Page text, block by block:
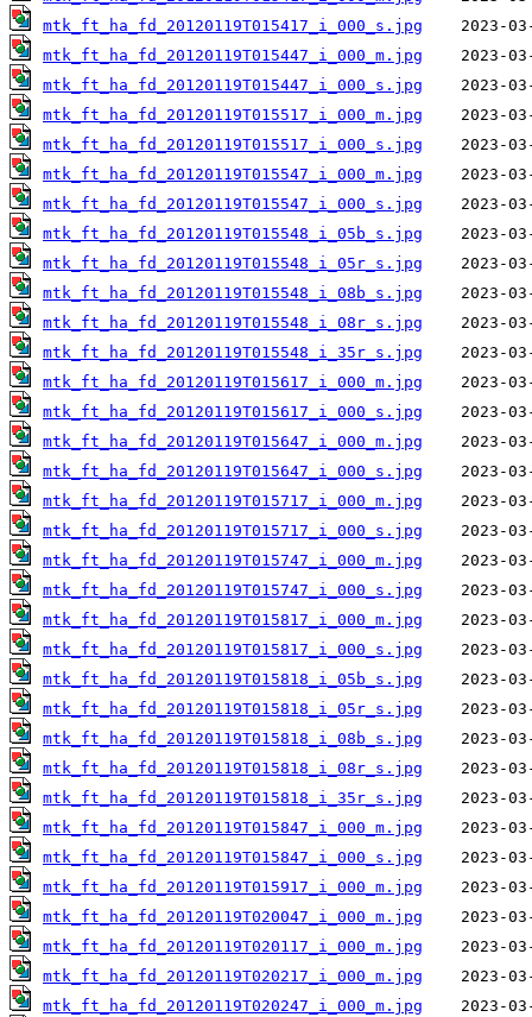
mtk_ft_ha_fd_20120119T015417_i_000_s.jpg
mtk_ft_ha_fd_20120119T015447_i_000_m.jpg
mtk_ft_ha_fd_20120119T015447_i_000_s.jpg
mtk_ft_ha_fd_20120119T015517_i_000_m.jpg
mtk_ft_ha_fd_20120119T015517_i_000_s.jpg
mtk_ft_ha_fd_20120119T015547_i_000_m.jpg
mtk_ft_ha_fd_20120119T015547_i_000_s.jpg
mtk_ft_ha_fd_20120119T015548_i_05b_s.jpg
mtk_ft_ha_fd_20120119T015548_i_05r_s.jpg
mtk_ft_ha_fd_20120119T015548_i_08b_s.jpg
mtk_ft_ha_fd_20120119T015548_i_08r_s.jpg
mtk_ft_ha_fd_20120119T015548_i_35r_s.jpg
mtk_ft_ha_fd_20120119T015617_i_000_m.jpg
mtk_ft_ha_fd_20120119T015617_i_000_s.jpg
mtk_ft_ha_fd_20120119T015647_i_000_m.jpg
mtk_ft_ha_fd_20120119T015647_i_000_s.jpg
mtk_ft_ha_fd_20120119T015717_i_000_m.jpg
mtk_ft_ha_fd_20120119T015717_i_000_s.jpg
mtk_ft_ha_fd_20120119T015747_i_000_m.jpg
mtk_ft_ha_fd_20120119T015747_i_000_s.jpg
mtk_ft_ha_fd_20120119T015817_i_000_m.jpg
mtk_ft_ha_fd_20120119T015817_i_000_s.jpg
mtk_ft_ha_fd_20120119T015818_i_05b_s.jpg
mtk_ft_ha_fd_20120119T015818_i_05r_s.jpg
mtk_ft_ha_fd_20120119T015818_i_08b_s.jpg
mtk_ft_ha_fd_20120119T015818_i_08r_s.jpg
mtk_ft_ha_fd_20120119T015818_i_35r_s.jpg
mtk_ft_ha_fd_20120119T015847_i_000_m.jpg
mtk_ft_ha_fd_20120119T015847_i_000_s.jpg
mtk_ft_ha_fd_20120119T015917_i_000_m.jpg
mtk_ft_ha_fd_20120119T020047_i_000_m.jpg
mtk_ft_ha_fd_20120119T020117_i_000_m.jpg
mtk_ft_ha_fd_20120119T020217_i_000_m.jpg
mtk_ft_ha_fd_20120119T020247_i_000_m.jpg